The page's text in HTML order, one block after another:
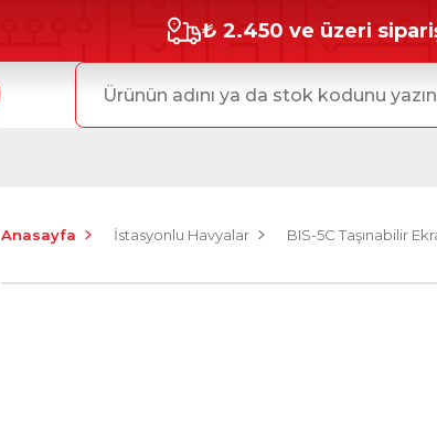
₺ 2.450 ve üzeri
Anasayfa İstasyonlu Havyalar BIS-5C Taşınabilir